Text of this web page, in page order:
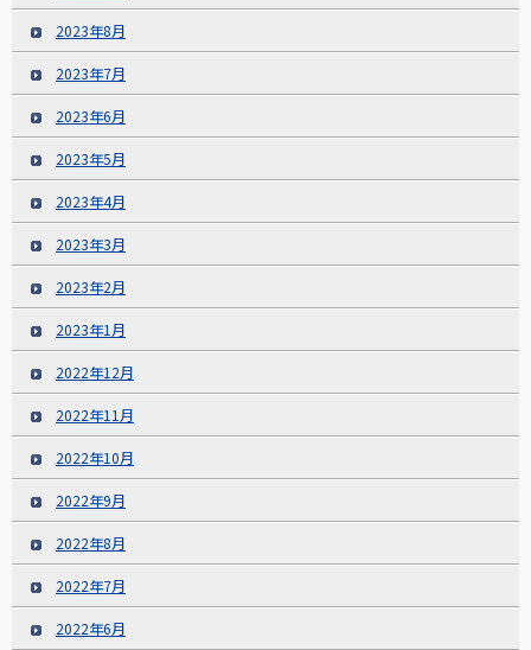
2023年8月
2023年7月
2023年6月
2023年5月
2023年4月
2023年3月
2023年2月
2023年1月
2022年12月
2022年11月
2022年10月
2022年9月
2022年8月
2022年7月
2022年6月